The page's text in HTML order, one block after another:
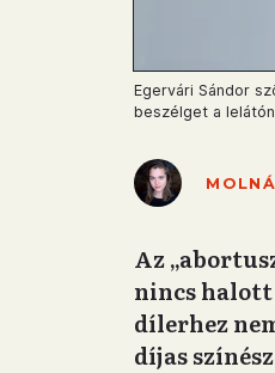
Egervári Sándor
beszélget a
Az
nincs halott
dílerhez
díjas